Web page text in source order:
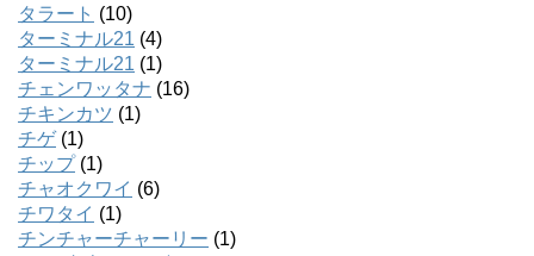
タラート (10)
ターミナル21 (4)
ターミナル21 (1)
チェンワッタナ (16)
チキンカツ (1)
チゲ(1)
チップ(1)
チャオクワイ (6)
チワタイ (1)
チンチャーチャーリー (1)